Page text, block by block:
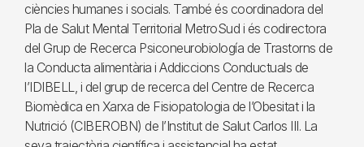
ciències humanes i socials. També és coordinadora del
Pla de Salut Mental Territorial MetroSud i és codirectora
del Grup de Recerca Psiconeurobiología de Trastorns de
la Conducta alimentària i Addiccions Conductuals de
l’IDIBELL, i del grup de recerca del Centre de Recerca
Biomèdica en Xarxa de Fisiopatologia de l’Obesitat i la
Nutrició (CIBEROBN) de l’Institut de Salut Carlos III. La